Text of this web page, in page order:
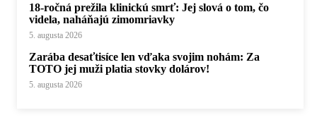
18-ročná prežila klinickú smrť: Jej slová o tom, čo
videla, naháňajú zimomriavky
5. augusta 2026
Zarába desaťtisíce len vďaka svojim nohám: Za
TOTO jej muži platia stovky dolárov!
5. augusta 2026